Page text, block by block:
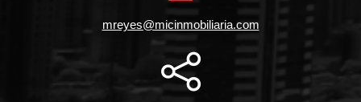
mreyes@micinmobiliaria.com